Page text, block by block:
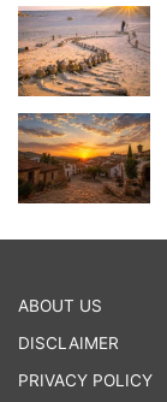
ABOUT US
DISCLAIMER
PRIVACY POLICY